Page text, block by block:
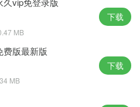
MB
下载
费版最新版
MB
下载